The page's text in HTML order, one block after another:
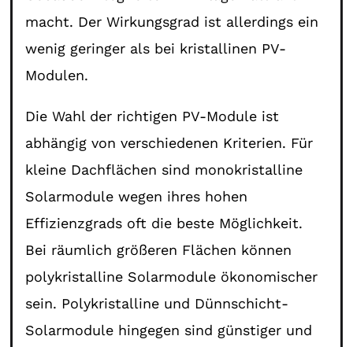
macht. Der Wirkungsgrad ist allerdings ein
wenig geringer als bei kristallinen PV-
Modulen.
Die Wahl der richtigen PV-Module ist
abhängig von verschiedenen Kriterien. Für
kleine Dachflächen sind monokristalline
Solarmodule wegen ihres hohen
Effizienzgrads oft die beste Möglichkeit.
Bei räumlich größeren Flächen können
polykristalline Solarmodule ökonomischer
sein. Polykristalline und Dünnschicht-
Solarmodule hingegen sind günstiger und